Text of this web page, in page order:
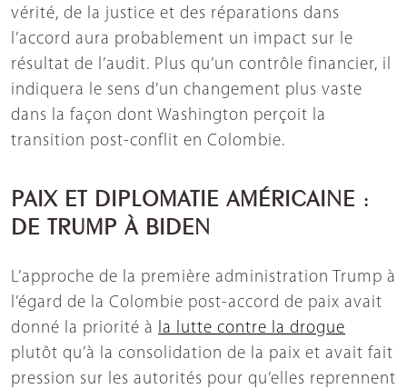
vérité, de la justice et des réparations dans
l’accord aura probablement un impact sur le
résultat de l’audit. Plus qu’un contrôle financier, il
indiquera le sens d’un changement plus vaste
dans la façon dont Washington perçoit la
transition post-conflit en Colombie.
PAIX ET DIPLOMATIE AMÉRICAINE :
DE TRUMP À BIDEN
L’approche de la première administration Trump à
l’égard de la Colombie post-accord de paix avait
donné la priorité à la lutte contre la drogue
plutôt qu’à la consolidation de la paix et avait fait
pression sur les autorités pour qu’elles reprennent